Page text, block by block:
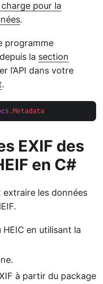
pour la
.
programme
depuis la section
l’API dans votre
.
.Metadata
EXIF des
en C#
extraire les données
HEIC en utilisant la
à partir du package